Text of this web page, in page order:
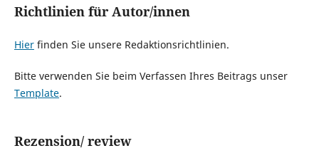
Richtlinien für Autor/innen
Hierfinden Sie unsere Redaktionsrichtlinien.
Bitte verwenden Sie beim Verfassen Ihres Beitrags unser
Template.
Rezension/ review